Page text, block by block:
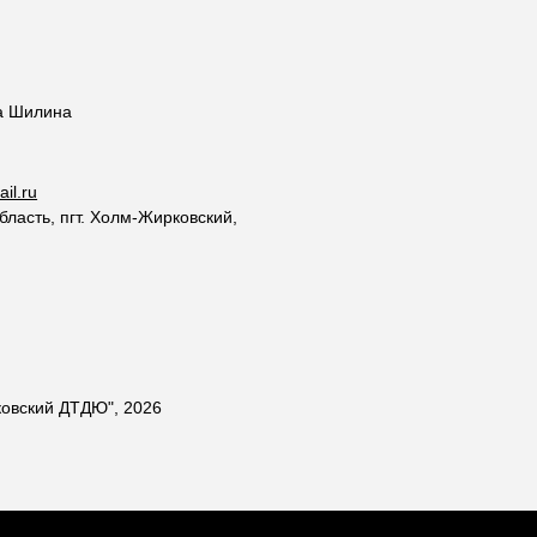
Шилина
пгт. Холм-Жирковский,
ДТДЮ", 2026